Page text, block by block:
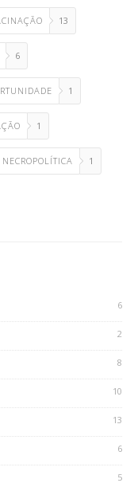
13
6
1
1
NECROPOLÍTICA 1
6
2
8
10
13
6
5